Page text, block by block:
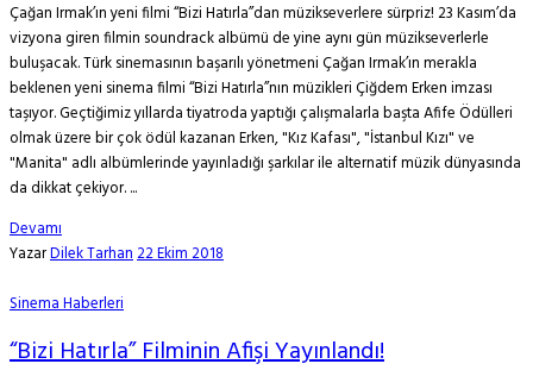
Çağan Irmak’ın yeni filmi ‘‘Bizi Hatırla’’dan müzikseverlere sürpriz! 23 Kasım’da
vizyona giren filmin soundrack albümü de yine aynı gün müzikseverlerle
buluşacak. Türk sinemasının başarılı yönetmeni Çağan Irmak’ın merakla
beklenen yeni sinema filmi ‘‘Bizi Hatırla’’nın müzikleri Çiğdem Erken imzası
taşıyor. Geçtiğimiz yıllarda tiyatroda yaptığı çalışmalarla başta Afife Ödülleri
olmak üzere bir çok ödül kazanan Erken, "Kız Kafası", "İstanbul Kızı" ve
"Manita" adlı albümlerinde yayınladığı şarkılar ile alternatif müzik dünyasında
da dikkat çekiyor. ...
Devamı
YazarDilek Tarhan22 Ekim 2018
Sinema Haberleri
“Bizi Hatırla” Filminin Afişi Yayınlandı!